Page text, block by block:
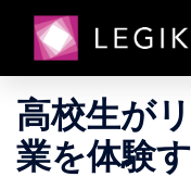
日:2017年
⾼校⽣が
業を体験